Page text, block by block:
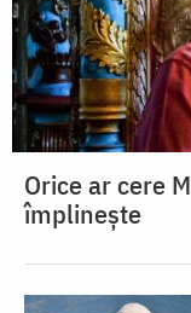
Orice ar cere
împlinește